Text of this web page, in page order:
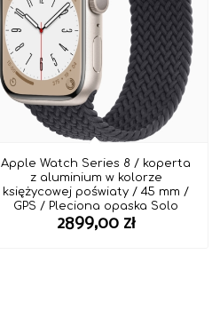
Apple Watch Series 8 / koperta
z aluminium w kolorze
księżycowej poświaty / 45 mm /
GPS / Pleciona opaska Solo
2899,00 zł